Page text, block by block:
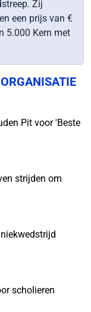
Zij
een prijs van €
5.000 Kern met
Pit voor 'Beste
strijden om
scholieren